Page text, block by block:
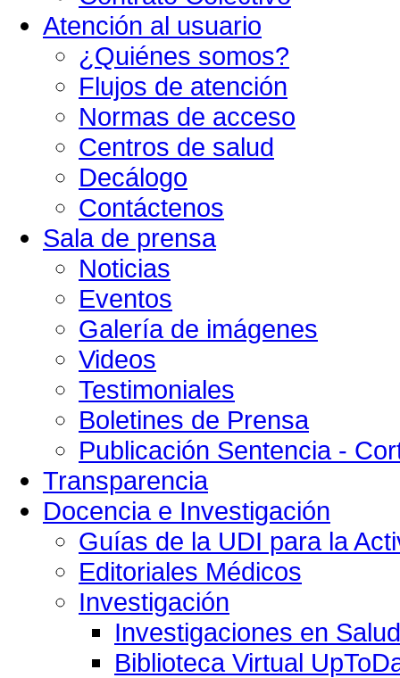
Atención al usuario
¿Quiénes somos?
Flujos de atención
Normas de acceso
Centros de salud
Decálogo
Contáctenos
Sala de prensa
Noticias
Eventos
Galería de imágenes
Videos
Testimoniales
Boletines de Prensa
Publicación Sentencia -
Transparencia
Docencia e Investigación
Guías de la UDI para la
Editoriales Médicos
Investigación
Investigaciones en Salud
Biblioteca Virtual